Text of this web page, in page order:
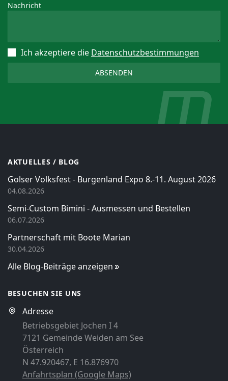
Nachricht
Ich akzeptiere die Datenschutz­bestimmungen
AKTUELLES / BLOG
Golser Volksfest - Burgenland Expo 8.-11. August 2026
04.08.2026
Semi-Custom Bimini - Ausmessen und Bestellen
06.07.2026
Partnerschaft mit Boote Marian
30.04.2026
Alle Blog-Beiträge anzeigen
BESUCHEN SIE UNS
Adresse
Betriebsgebiet Jochen I 4
7121 Gemeinde Weiden am See
Österreich
N 47.920467, E 16.876970
Anfahrtsplan (Google Maps)